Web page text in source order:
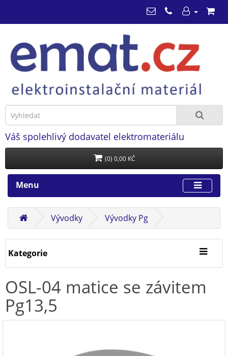
Váš spolehlivý dodavatel elektromateriálu
(0) 0,00 KČ
Menu
Vývodky Vývodky Pg
Kategorie
OSL-04 matice se závitem
Pg13,5